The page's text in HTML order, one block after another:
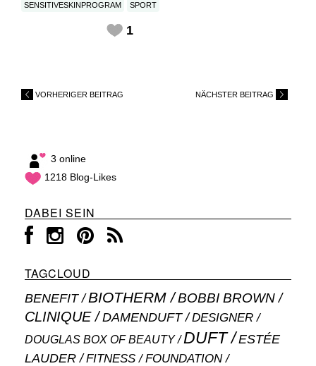
SENSITIVESKINPROGRAM SPORT
1
VORHERIGER BEITRAG NÄCHSTER BEITRAG
3 online
1218 Blog-Likes
DABEI SEIN
TAGCLOUD
BENEFIT BIOTHERM BOBBI BROWN
CLINIQUE DAMENDUFT DESIGNER
DOUGLAS BOX OF BEAUTY DUFT
ESTÉE
LAUDER
FITNESS FOUNDATION